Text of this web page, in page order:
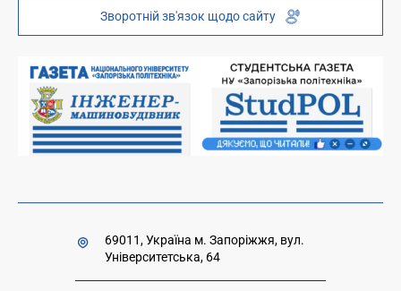
Платні послуги
Накази та розпорядження для оприлюднення
Міністерство освіти і науки України
Урядова "гаряча лінія" 1545
Зворотній зв'язок щодо сайту
69011, Україна м. Запоріжжя, вул.
Університетська, 64